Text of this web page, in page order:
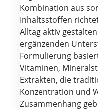
Kombination aus
Inhaltsstoffen
Alltag aktiv
ergänzenden
Formulierung
Vitaminen,
Extrakten, die
Konzentration und
Zusammenhang